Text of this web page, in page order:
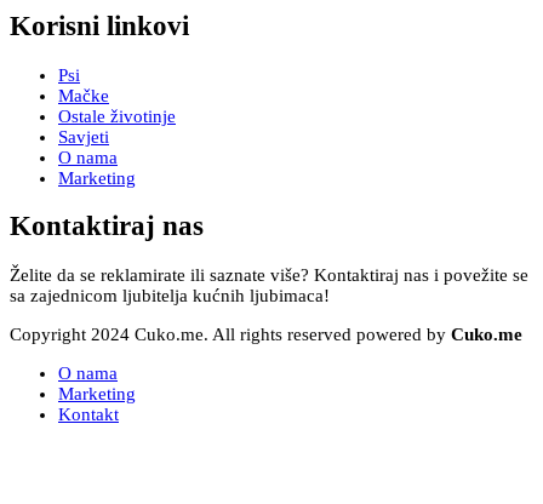
Korisni linkovi
Psi
Mačke
Ostale životinje
Savjeti
O nama
Marketing
Kontaktiraj nas
Želite da se reklamirate ili saznate više? Kontaktiraj nas i povežite se
sa zajednicom ljubitelja kućnih ljubimaca!
Copyright 2024 Cuko.me. All rights reserved powered by Cuko.me
O nama
Marketing
Kontakt